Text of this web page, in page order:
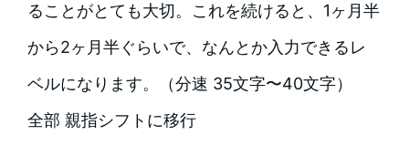
ることがとても大切。これを続けると、1ヶ月半
から2ヶ月半ぐらいで、なんとか入力できるレ
ベルになります。（分速 35文字〜40文字）
全部 親指シフトに移行